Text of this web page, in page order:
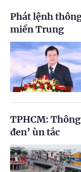
Phát lệnh
miền Trung
TPHCM:
đen’ ùn tắc